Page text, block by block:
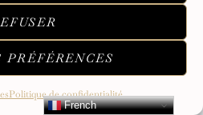
PRÉFÉRENCES
Politique de confidentialité
French